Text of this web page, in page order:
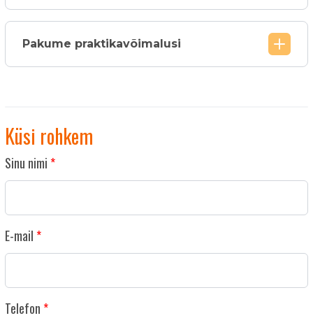
Pakume praktikavõimalusi
Küsi rohkem
Sinu nimi
E-mail
Telefon